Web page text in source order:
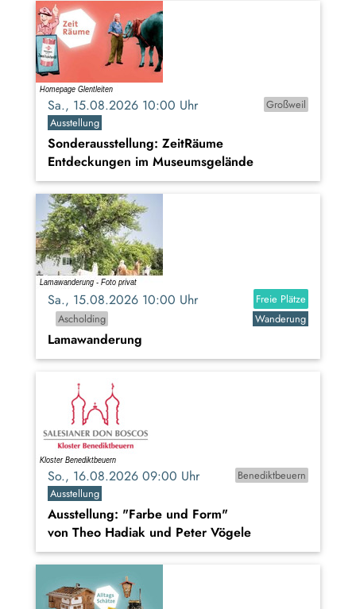
Sa., 15.08.2026 10:00 Uhr
Großweil
Ausstellung
Sonderausstellung: ZeitRäume
Entdeckungen im Museumsgelände
Sa., 15.08.2026 10:00 Uhr
Freie Plätze
Ascholding
Wanderung
Lamawanderung
So., 16.08.2026 09:00 Uhr
Benediktbeuern
Ausstellung
Ausstellung: "Farbe und Form"
von Theo Hadiak und Peter Vögele